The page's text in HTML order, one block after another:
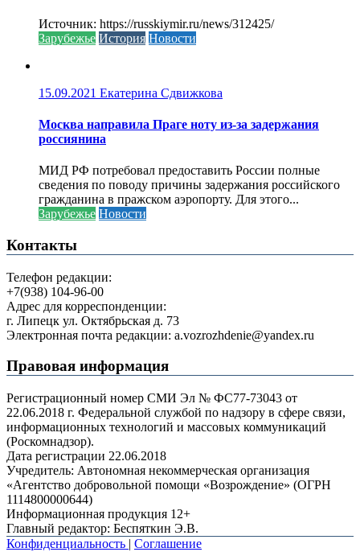
Источник: https://russkiymir.ru/news/312425/
Зарубежье История Новости
15.09.2021 Екатерина Сдвижкова
Москва направила Праге ноту из-за задержания
россиянина
МИД РФ потребовал предоставить России полные
сведения по поводу причины задержания российского
гражданина в пражском аэропорту. Для этого...
Зарубежье Новости
Контакты
Телефон редакции:
+7(938) 104-96-00
Адрес для корреспонденции:
г. Липецк ул. Октябрьская д. 73
Электронная почта редакции: a.vozrozhdenie@yandex.ru
Правовая информация
Регистрационный номер СМИ Эл № ФС77-73043 от
22.06.2018 г. Федеральной службой по надзору в сфере связи,
информационных технологий и массовых коммуникаций
(Роскомнадзор).
Дата регистрации 22.06.2018
Учредитель: Автономная некоммерческая организация
«Агентство добровольной помощи «Возрождение» (ОГРН
1114800000644)
Информационная продукция 12+
Главный редактор: Беспяткин Э.В.
Конфиденциальность | Соглашение